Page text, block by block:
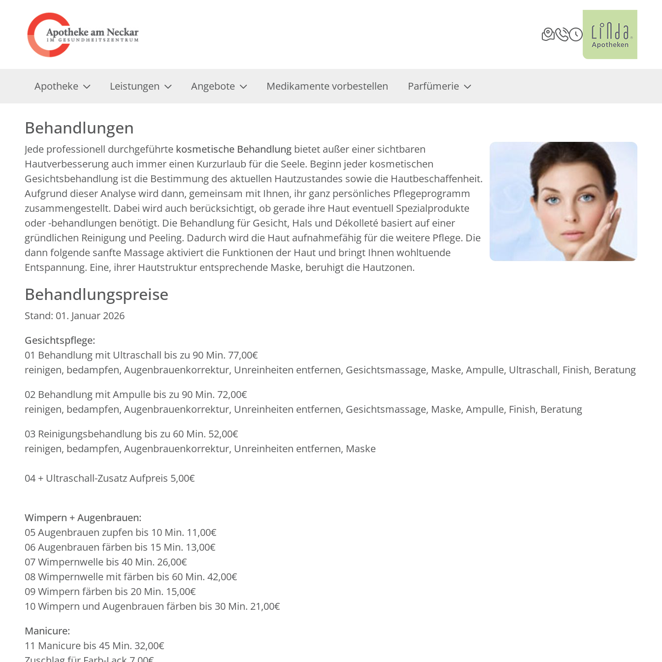
Apotheke Leistungen Angebote Medikamente vorbestellen Parfümerie
Behandlungen
Jede professionell durchgeführte kosmetische Behandlung bietet außer einer sichtbaren
Hautverbesserung auch immer einen Kurzurlaub für die Seele. Beginn jeder kosmetischen
Gesichtsbehandlung ist die Bestimmung des aktuellen Hautzustandes sowie die Hautbeschaffenheit.
Aufgrund dieser Analyse wird dann, gemeinsam mit Ihnen, ihr ganz persönliches Pflegeprogramm
zusammengestellt. Dabei wird auch berücksichtigt, ob gerade ihre Haut eventuell Spezialprodukte
oder -behandlungen benötigt. Die Behandlung für Gesicht, Hals und Dékolleté basiert auf einer
gründlichen Reinigung und Peeling. Dadurch wird die Haut aufnahmefähig für die weitere Pflege. Die
dann folgende sanfte Massage aktiviert die Funktionen der Haut und bringt Ihnen wohltuende
Entspannung. Eine, ihrer Hautstruktur entsprechende Maske, beruhigt die Hautzonen.
Behandlungspreise
Stand: 01. Januar 2026
Gesichtspflege:
01 Behandlung mit Ultraschall bis zu 90 Min. 77,00€
reinigen, bedampfen, Augenbrauenkorrektur, Unreinheiten entfernen, Gesichtsmassage, Maske, Ampulle, Ultraschall, Finish, Beratung
02 Behandlung mit Ampulle bis zu 90 Min. 72,00€
reinigen, bedampfen, Augenbrauenkorrektur, Unreinheiten entfernen, Gesichtsmassage, Maske, Ampulle, Finish, Beratung
03 Reinigungsbehandlung bis zu 60 Min. 52,00€
reinigen, bedampfen, Augenbrauenkorrektur, Unreinheiten entfernen, Maske
04 + Ultraschall-Zusatz Aufpreis 5,00€
Wimpern + Augenbrauen:
05 Augenbrauen zupfen bis 10 Min. 11,00€
06 Augenbrauen färben bis 15 Min. 13,00€
07 Wimpernwelle bis 40 Min. 26,00€
08 Wimpernwelle mit färben bis 60 Min. 42,00€
09 Wimpern färben bis 20 Min. 15,00€
10 Wimpern und Augenbrauen färben bis 30 Min. 21,00€
Manicure:
11 Manicure bis 45 Min. 32,00€